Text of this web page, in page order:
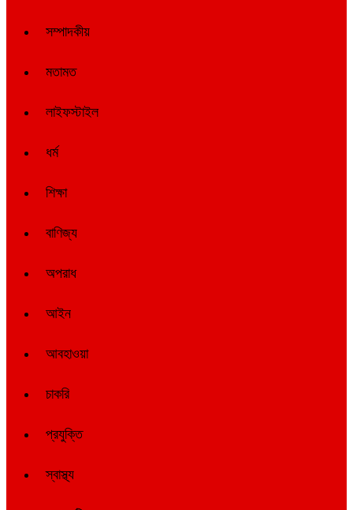
সম্পাদকীয়
মতামত
লাইফস্টাইল
ধর্ম
শিক্ষা
বাণিজ্য
অপরাধ
আইন
আবহাওয়া
চাকরি
প্রযুক্তি
স্বাস্থ্য